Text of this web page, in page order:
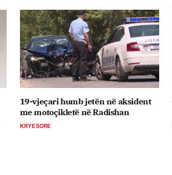
19-vjeçari humb jetën në aksident
me motoçikletë në Radishan
KRYESORE